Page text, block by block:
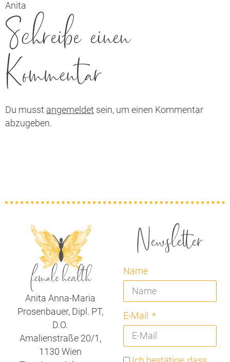
Anita
Schreibe einen
Kommentar
Du musst angemeldet sein, um einen Kommentar
abzugeben.
Anita Anna-Maria
Prosenbauer, Dipl. PT,
D.O.
Amalienstraße 20/1,
1130 Wien
Newsletter
Name
E-Mail